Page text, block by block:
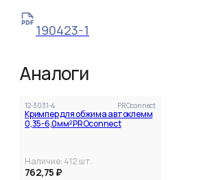
190423-1
Аналоги
12-3031-4 PROconnect
Кримпер для обжима автоклемм
0,35-6,0мм² PROconnect
Наличие: 412 шт.
762,75 ₽